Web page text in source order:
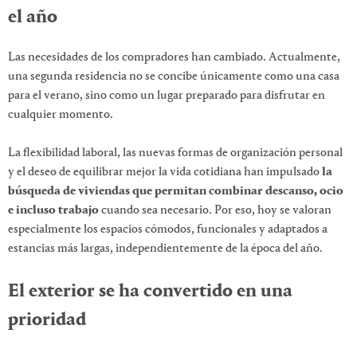
el año
Las necesidades de los compradores han cambiado. Actualmente,
una segunda residencia no se concibe únicamente como una casa
para el verano, sino como un lugar preparado para disfrutar en
cualquier momento.
La flexibilidad laboral, las nuevas formas de organización personal
y el deseo de equilibrar mejor la vida cotidiana han impulsadola
búsqueda de viviendas que permitan combinar descanso, ocio
e incluso trabajocuando sea necesario. Por eso, hoy se valoran
especialmente los espacios cómodos, funcionales y adaptados a
estancias más largas, independientemente de la época del año.
El exterior se ha convertido en una
prioridad